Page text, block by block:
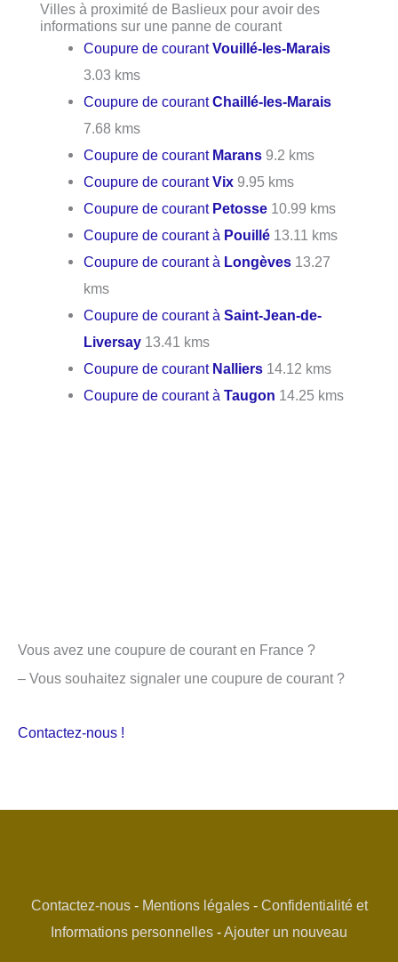
Villes à proximité de Baslieux pour avoir des
informations sur une panne de courant
Coupure de courantVouillé-les-Marais
3.03 kms
Coupure de courantChaillé-les-Marais
7.68 kms
Coupure de courant Marans 9.2 kms
Coupure de courantVix 9.95 kms
Coupure de courant Petosse 10.99 kms
Coupure de courant à Pouillé 13.11 kms
Coupure de courant à Longèves 13.27
kms
Coupure de courant àSaint-Jean-de-
Liversay 13.41 kms
Coupure de courant Nalliers 14.12 kms
Coupure de courant àTaugon 14.25 kms
Vous avez une coupure de courant en France ?
– Vous souhaitez signaler une coupure de courant ?
Contactez-nous !
Contactez-nous- Mentions légales- Confidentialité et
Informations personnelles -Ajouter un nouveau